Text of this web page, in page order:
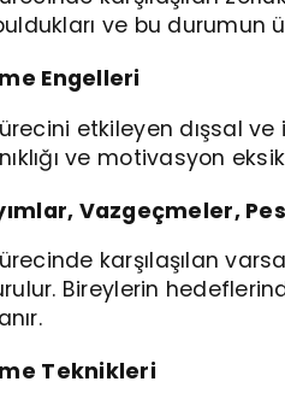
ve bu durumun
Engelleri
etkileyen dışsal ve
ve motivasyon
Vazgeçmeler,
karşılaşılan
Bireylerin
Teknikleri